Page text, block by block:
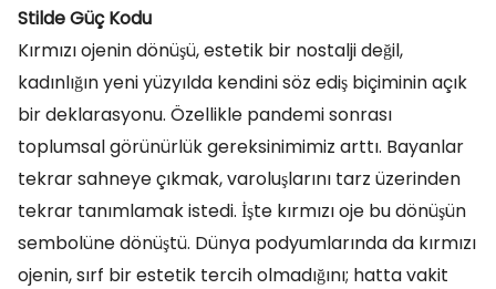
Stilde Güç Kodu
Kırmızı ojenin dönüşü, estetik bir nostalji değil,
kadınlığın yeni yüzyılda kendini söz ediş biçiminin açık
bir deklarasyonu. Özellikle pandemi sonrası
toplumsal görünürlük gereksinimimiz arttı. Bayanlar
tekrar sahneye çıkmak, varoluşlarını tarz üzerinden
tekrar tanımlamak istedi. İşte kırmızı oje bu dönüşün
sembolüne dönüştü. Dünya podyumlarında da kırmızı
ojenin, sırf bir estetik tercih olmadığını; hatta vakit